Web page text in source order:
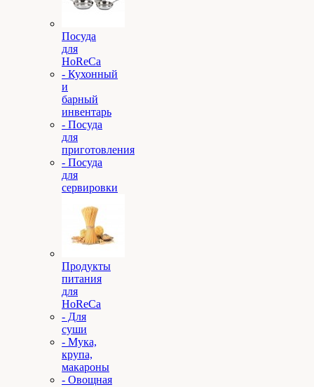
Посуда
для
HoReCa
- Кухонный
и
барный
инвентарь
- Посуда
для
приготовления
- Посуда
для
сервировки
Продукты
питания
для
HoReCa
- Для
суши
- Мука,
крупа,
макароны
- Овощная